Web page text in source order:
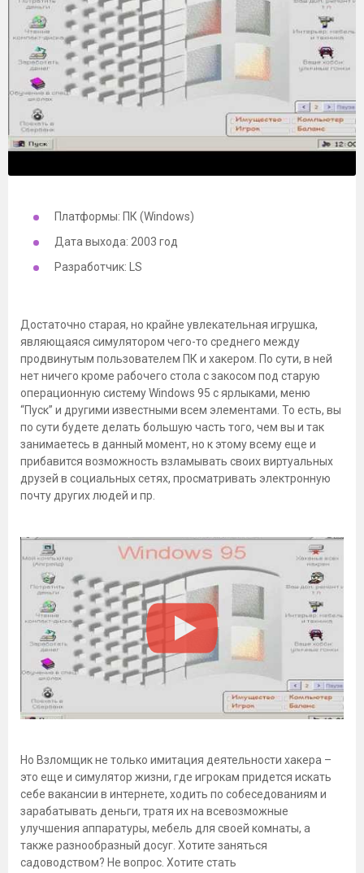
Платформы: ПК (Windows)
Дата выхода: 2003 год
Разработчик: LS
Достаточно старая, но крайне увлекательная игрушка,
являющаяся симулятором чего-то среднего между
продвинутым пользователем ПК и хакером. По сути, в ней
нет ничего кроме рабочего стола с закосом под старую
операционную систему Windows 95 с ярлыками, меню
“Пуск” и другими известными всем элементами. То есть, вы
по сути будете делать большую часть того, чем вы и так
занимаетесь в данный момент, но к этому всему еще и
прибавится возможность взламывать своих виртуальных
друзей в социальных сетях, просматривать электронную
почту других людей и пр.
Но Взломщик не только имитация деятельности хакера –
это еще и симулятор жизни, где игрокам придется искать
себе вакансии в интернете, ходить по собеседованиям и
зарабатывать деньги, тратя их на всевозможные
улучшения аппаратуры, мебель для своей комнаты, а
также разнообразный досуг. Хотите заняться
садоводством? Не вопрос. Хотите стать